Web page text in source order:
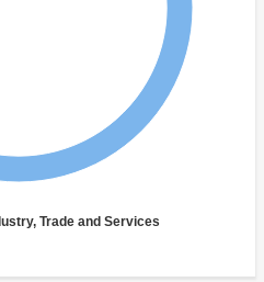
Trade and Services